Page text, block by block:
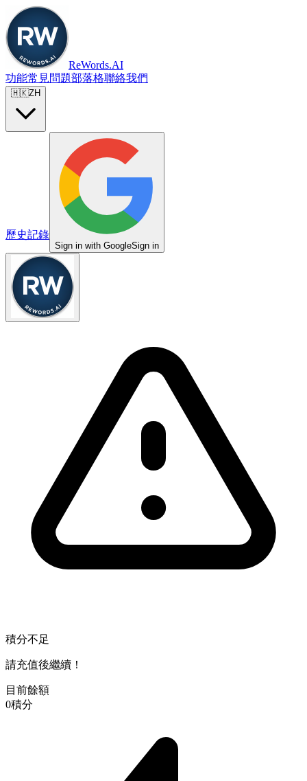
ReWords.AI
功能常見問題部落格聯絡我們
🇭🇰ZH
歷史記錄
Sign in with GoogleSign in
積分不足
請充值後繼續！
目前餘額
0積分